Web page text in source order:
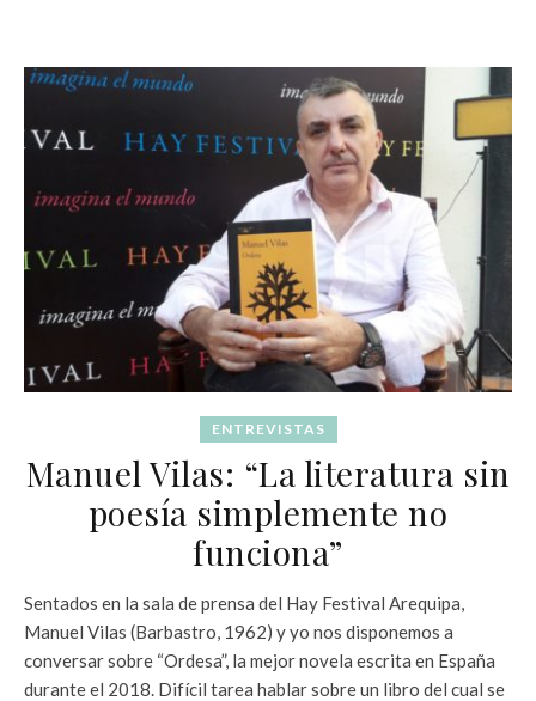
ENTREVISTAS
Manuel Vilas: “La literatura sin
poesía simplemente no
funciona”
Sentados en la sala de prensa del Hay Festival Arequipa,
Manuel Vilas (Barbastro, 1962) y yo nos disponemos a
conversar sobre “Ordesa”, la mejor novela escrita en España
durante el 2018. Difícil tarea hablar sobre un libro del cual se